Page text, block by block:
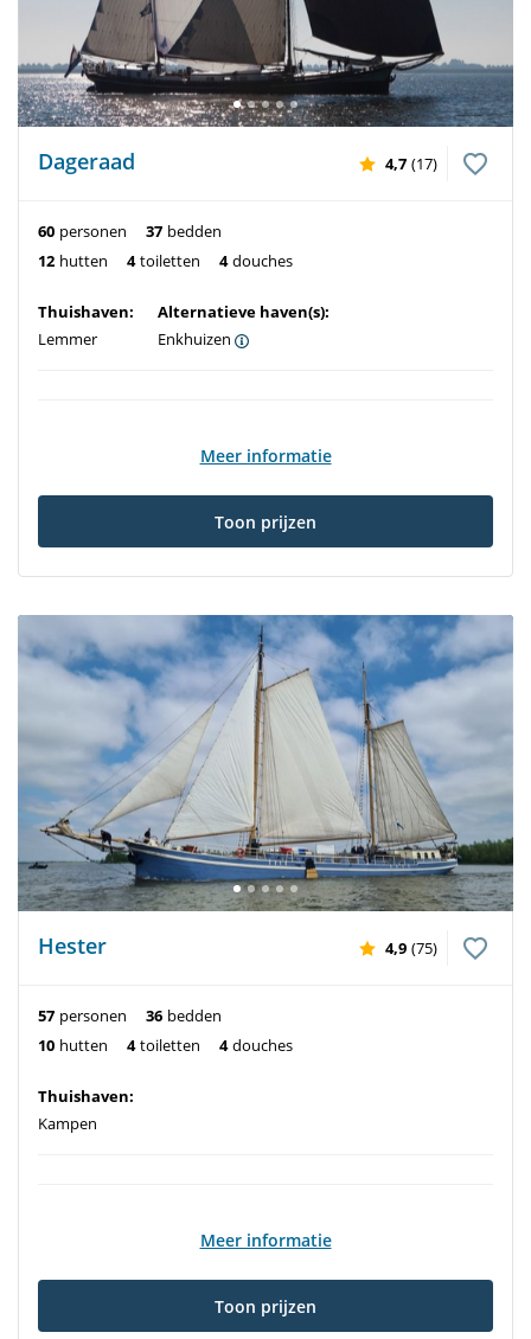
Dageraad 4,7 (17)
60 personen 37 bedden
12 hutten 4 toiletten 4 douches
Thuishaven:
Lemmer
Alternatieve haven(s):
Enkhuizen
Meer informatie
Toon prijzen
Hester 4,9 (75)
57 personen 36 bedden
10 hutten 4 toiletten 4 douches
Thuishaven:
Kampen
Meer informatie
Toon prijzen